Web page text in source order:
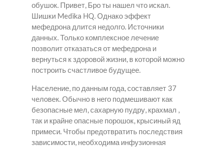
обушок. Привет, Бро ты нашел что искал.
Шишки Medika HQ. Однако эффект
мефедрона длится недолго. Источники
данных. Только комплексное лечение
позволит отказаться от мефедрона и
вернуться к здоровой жизни, в которой можно
построить счастливое будущее.
Население, по данным года, составляет 37
человек. Обычно в него подмешивают как
безопасные мел, сахарную пудру, крахмал ,
так и крайне опасные порошок, крысиный яд
примеси. Чтобы предотвратить последствия
зависимости, необходима инфузионная